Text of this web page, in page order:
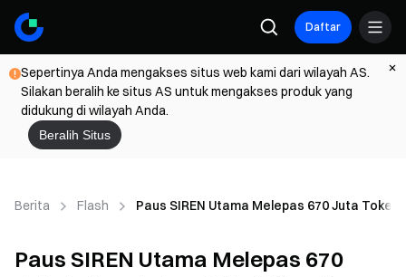
Daftar
Sepertinya Anda mengakses situs web kami dari wilayah AS.
Silakan beralih ke situs AS untuk mengakses produk yang
didukung di wilayah Anda.
Beralih Situs
Berita Flash Paus SIREN Utama Melepas 670 Juta
Paus SIREN Utama Melepas 670